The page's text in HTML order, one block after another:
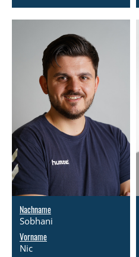
Nachname
Sobhani
Vorname
Nic